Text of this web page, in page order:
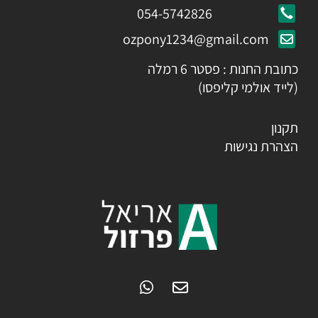
054-5742826
ozpony1234@gmail.com
כתובת החנות : פסטר 6 רמלה
(לייד אולמי קליפסו)
תקנון
הצהרת נגישות